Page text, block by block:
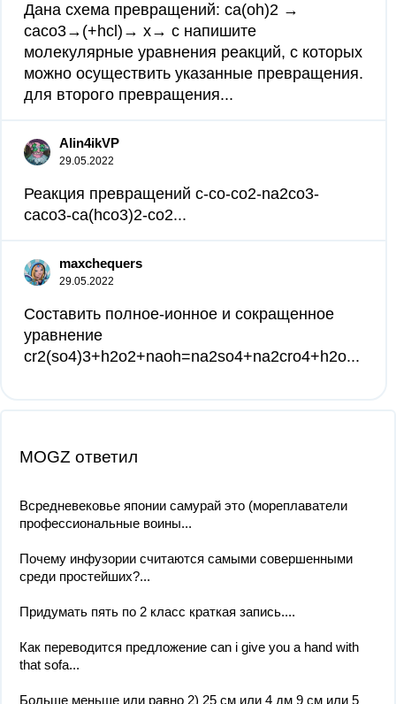
Дана схема превращений: ca(oh)2 →
саco3→(+hcl)→ х→ c напишите
молекулярные уравнения реакций, с которых
можно осуществить указанные превращения.
для второго превращения...
Alin4ikVP
29.05.2022
Реакция превращений c-co-co2-na2co3-
caco3-ca(hco3)2-co2...
maxchequers
29.05.2022
Составить полное-ионное и сокращенное
уравнение
cr2(so4)3+h2o2+naoh=na2so4+na2cro4+h2o...
MOGZ ответил
Всредневековье японии самурай это (мореплаватели
профессиональные воины...
Почему инфузории считаются самыми совершенными
среди простейших?...
Придумать пять по 2 класс краткая запись....
Как переводится предложение can i give you a hand with
that sofa...
Больше меньше или равно 2) 25 см или 4 дм 9 см или 5